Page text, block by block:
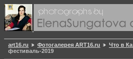
art16.ru Фотогалерея ART16.ru Что в
фестиваль-2019